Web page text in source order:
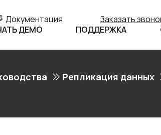
Документация Заказать
ДЕМО ПОДДЕРЖКА
Репликация данных